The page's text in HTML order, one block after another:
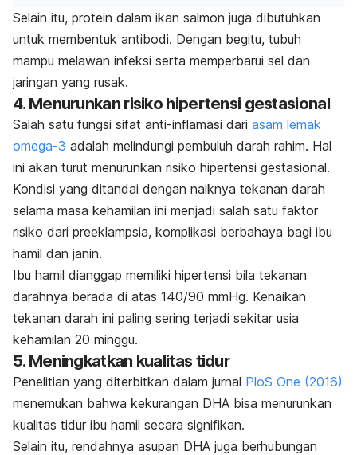
Selain itu, protein dalam ikan salmon juga dibutuhkan
untuk membentuk antibodi. Dengan begitu, tubuh
mampu melawan infeksi serta memperbarui sel dan
jaringan yang rusak.
4. Menurunkan risiko hipertensi gestasional
Salah satu fungsi sifat anti-inflamasi dari asam lemak
omega-3 adalah melindungi pembuluh darah rahim. Hal
ini akan turut menurunkan risiko hipertensi gestasional.
Kondisi yang ditandai dengan naiknya tekanan darah
selama masa kehamilan ini menjadi salah satu faktor
risiko dari preeklampsia, komplikasi berbahaya bagi ibu
hamil dan janin.
Ibu hamil dianggap memiliki hipertensi bila tekanan
darahnya berada di atas 140/90 mmHg. Kenaikan
tekanan darah ini paling sering terjadi sekitar usia
kehamilan 20 minggu.
5. Meningkatkan kualitas tidur
Penelitian yang diterbitkan dalam jurnal PloS One (2016)
menemukan bahwa kekurangan DHA bisa menurunkan
kualitas tidur ibu hamil secara signifikan.
Selain itu, rendahnya asupan DHA juga berhubungan